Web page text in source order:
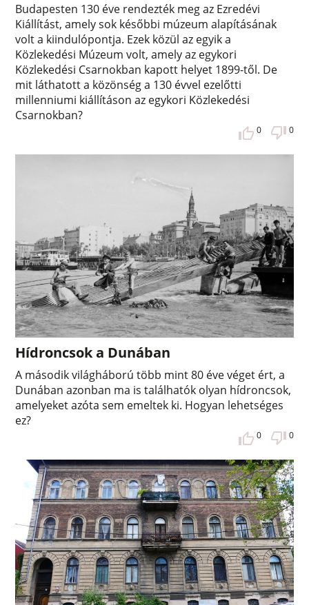
Budapesten 130 éve rendezték meg az Ezredévi
Kiállítást, amely sok későbbi múzeum alapításának
volt a kiindulópontja. Ezek közül az egyik a
Közlekedési Múzeum volt, amely az egykori
Közlekedési Csarnokban kapott helyet 1899-től. De
mit láthatott a közönség a 130 évvel ezelőtti
millenniumi kiállításon az egykori Közlekedési
Csarnokban?
0 0
Hídroncsok a Dunában
A második világháború több mint 80 éve véget ért, a
Dunában azonban ma is találhatók olyan hídroncsok,
amelyeket azóta sem emeltek ki. Hogyan lehetséges
ez?
0 0